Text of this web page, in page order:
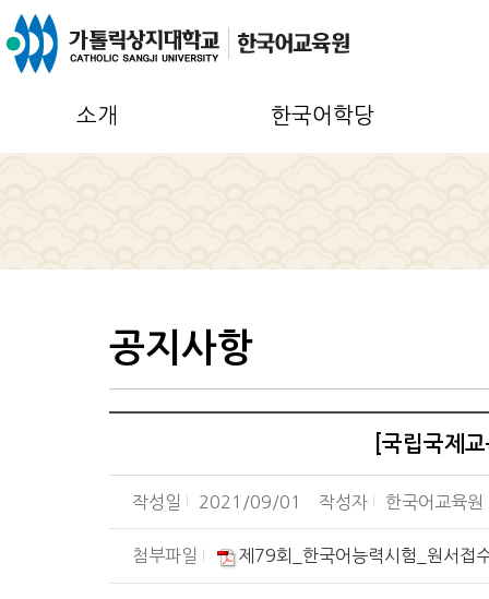
소개 한국어학당
공지사항
[국립국제
작성일 2021/09/01 작성자 한국어교육원
첨부파일 제79회_한국어능력시험_원서